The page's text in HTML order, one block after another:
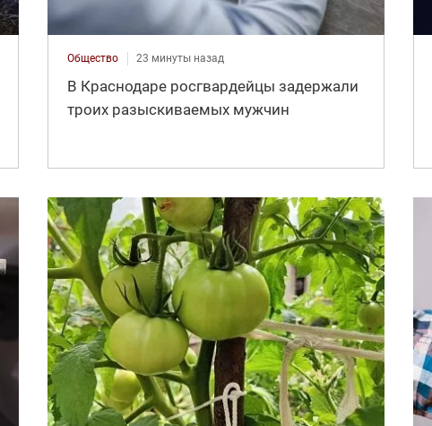
Общество 23 минуты назад
В Краснодаре росгвардейцы задержали
троих разыскиваемых мужчин